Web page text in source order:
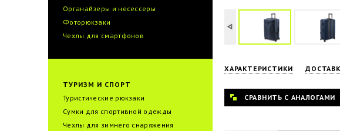
Органайзеры и несессеры
Фоторюкзаки
Чехлы для смартфонов
ТУРИЗМ И СПОРТ
Туристические рюкзаки
Сумки для спортивной одежды
Чехлы для зимнего снаряжения
ХАРАКТЕРИСТИКИ
СРАВНИТЬ С АНАЛОГАМИ